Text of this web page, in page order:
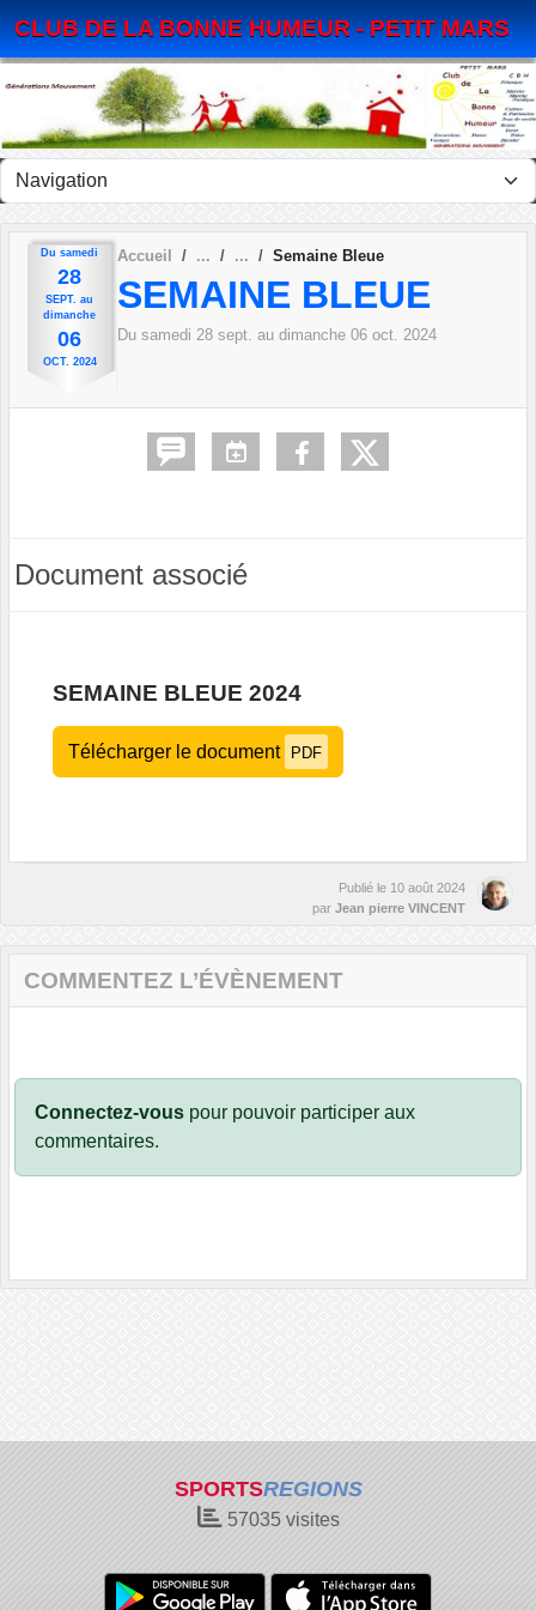
CLUB DE LA BONNE HUMEUR - PETIT MARS
Du samedi
28
SEPT. au
dimanche
06
OCT. 2024
Accueil Semaine Bleue
SEMAINE BLEUE
Du samedi 28 sept. au dimanche 06 oct. 2024
Document associé
SEMAINE BLEUE 2024
Télécharger le document PDF
Publié le 10 août 2024
par Jean pierre VINCENT
COMMENTEZ L’ÉVÈNEMENT
Connectez-vous pour pouvoir participer aux
commentaires.
SPORTSREGIONS
57035visites